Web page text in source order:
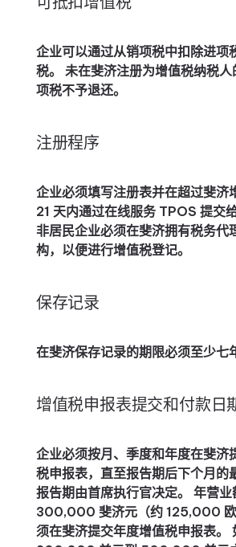
企业可以通过从销项税中扣除进项
税。 未在斐济注册为增值税纳税
项税不予退还。
注册程序
企业必须填写注册表并在超过斐济
21 天内通过在线服务 TPOS 提交
非居民企业必须在斐济拥有税务代
构，以便进行增值税登记。
保存记录
在斐济保存记录的期限必须至少七
增值税申报表提交和付款日
企业必须按月、季度和年度在斐济
税申报表，直至报告期后下个月的
报告期由首席执行官决定。 年营业
300,000 斐济元（约 125,000 欧
须在斐济提交年度增值税申报表。